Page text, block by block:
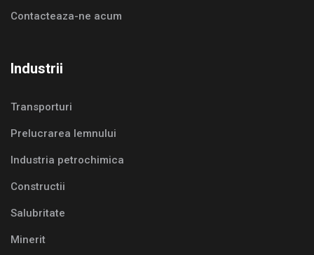
Contacteaza-ne acum
Industrii
Transporturi
Prelucrarea lemnului
Industria petrochimica
Constructii
Salubritate
Minerit